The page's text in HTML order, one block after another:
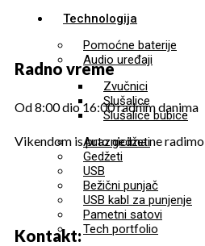
Technologija
Pomoćne baterije
Audio uređaji
Zvučnici
Slušalice
Slušalice bubice
Auto gedžeti
Gedžeti
USB
Bežični punjač
USB kabl za punjenje
Pametni satovi
Tech portfolio
Radno vreme
Od 8:00 dio 16:00 radnim danima
Vikendom is praznicima ne radimo
Kontakt: